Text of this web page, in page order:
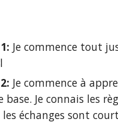
Je commence tout
Je commence à
base. Je connais les
échanges sont